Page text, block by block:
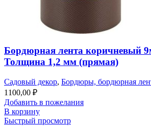
Бордюрная лента коричневый
Толщина 1,2 мм (прямая)
Садовый декор, Бордюры, бордюрная
1100,00 ₽
Добавить в пожелания
В корзину
Быстрый просмотр